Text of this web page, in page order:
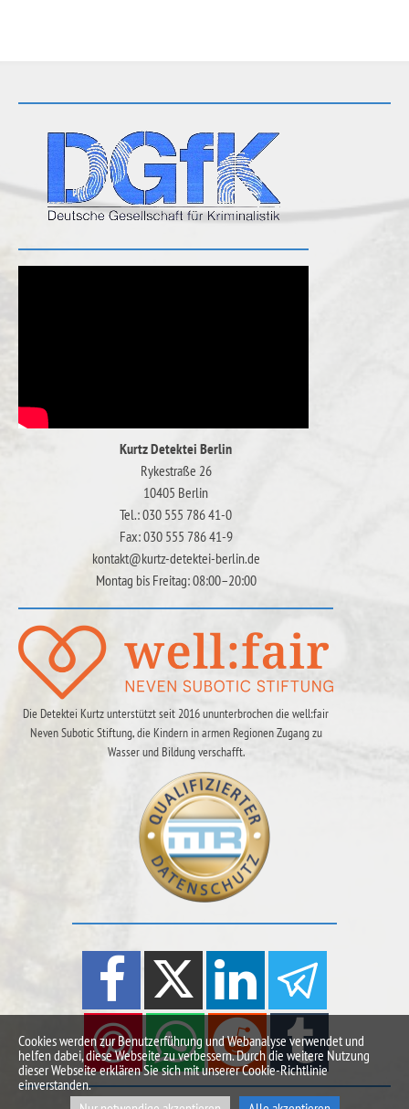
Kurtz Detektei Berlin
Rykestraße 26
10405 Berlin
Tel.: 030 555 786 41-0
Fax: 030 555 786 41-9
kontakt@kurtz-detektei-berlin.de
Montag bis Freitag: 08:00–20:00
Die Detektei Kurtz unterstützt seit 2016 ununterbrochen die well:fair
Neven Subotic Stiftung, die Kindern in armen Regionen Zugang zu
Wasser und Bildung verschafft.
Cookies werden zur Benutzerführung und Webanalyse verwendet und
helfen dabei, diese Webseite zu verbessern. Durch die weitere Nutzung
dieser Webseite erklären Sie sich mit unserer Cookie-Richtlinie
einverstanden.